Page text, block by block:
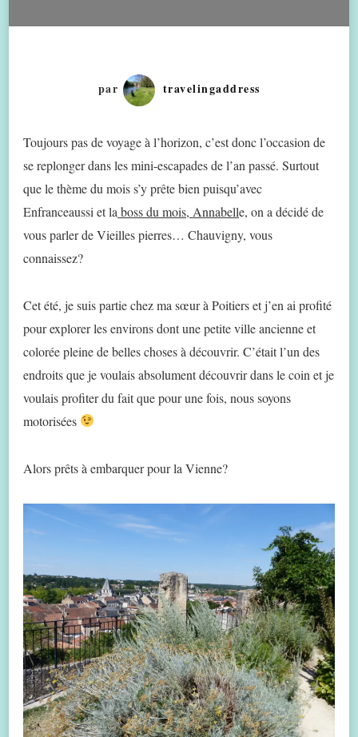
par travelingaddress
Toujours pas de voyage à l’horizon, c’est donc l’occasion de
se replonger dans les mini-escapades de l’an passé. Surtout
que le thème du mois s’y prête bien puisqu’avec
Enfranceaussi et la boss du mois, Annabelle, on a décidé de
vous parler de Vieilles pierres… Chauvigny, vous
connaissez?
Cet été, je suis partie chez ma sœur à Poitiers et j’en ai profité
pour explorer les environs dont une petite ville ancienne et
colorée pleine de belles choses à découvrir. C’était l’un des
endroits que je voulais absolument découvrir dans le coin et je
voulais profiter du fait que pour une fois, nous soyons
motorisées
Alors prêts à embarquer pour la Vienne?